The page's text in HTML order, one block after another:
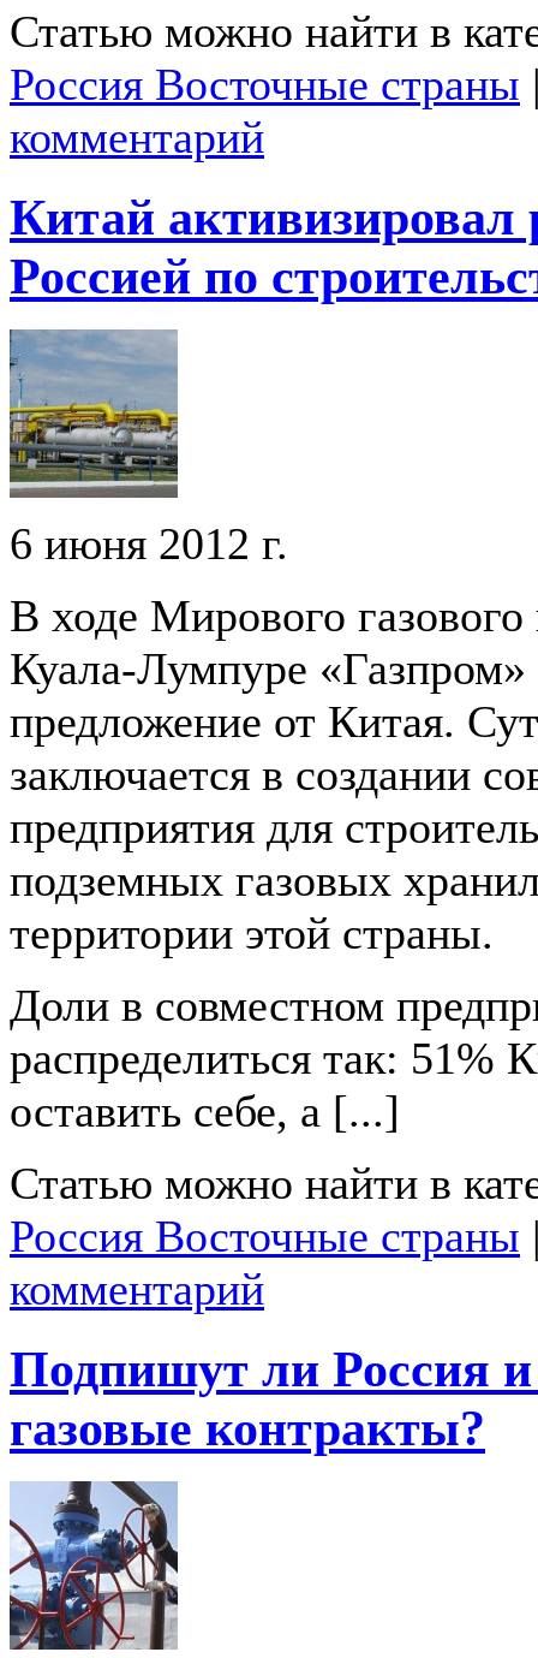
Статью можно найти в
Россия Восточные страны
комментарий
Китай активизировал
Россией по
6 июня 2012 г.
В ходе Мирового газового
Куала-Лумпуре «Газпром»
предложение от Китая.
заключается в создании
предприятия для
подземных газовых
территории этой страны.
Доли в совместном
распределиться так: 51%
оставить себе, а [...]
Статью можно найти в
Россия Восточные страны
комментарий
Подпишут ли Россия
газовые контракты?